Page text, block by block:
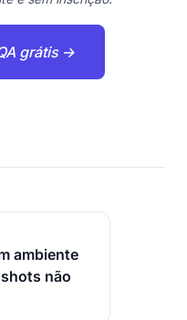
grátis →
ambiente
não